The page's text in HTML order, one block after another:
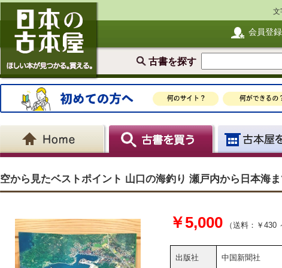
文
会員登録
古書を探す
空から見たベストポイント 山口の海釣り 瀬戸内から日本海
￥5,000 （送料：￥430
出版社 中国新聞社